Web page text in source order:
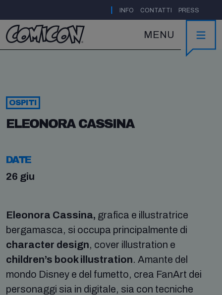
INFO CONTATTI PRESS
MENU
OSPITI
ELEONORA CASSINA
DATE
26 giu
Eleonora Cassina, grafica e illustratrice
bergamasca, si occupa principalmente di
character design, cover illustration e
children’s book illustration. Amante del
mondo Disney e del fumetto, crea FanArt dei
personaggi sia in digitale, sia con tecniche